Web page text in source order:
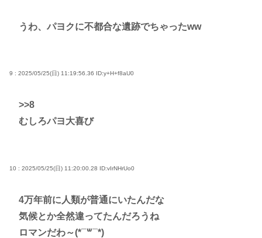
うわ、パヨクに不都合な遺跡でちゃったww
9 : 2025/05/25(日) 11:19:56.36 ID:y+H+f8aU0
>>8
むしろパヨ大喜び
10 : 2025/05/25(日) 11:20:00.28 ID:vIrNHrUo0
4万年前に人類が普通にいたんだな
気候とか全然違ってたんだろうね
ロマンだわ～(*¯꒳¯*)